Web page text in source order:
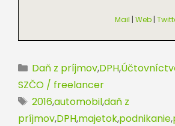
Mail | Web |
Kategórie
Daň z príjmov,DPH,
SZČO / freelancer
Značky
2016,automobil,daň z
príjmov,DPH,majetok,podnikanie,